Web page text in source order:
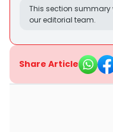
This section
our editorial team.
Share Article